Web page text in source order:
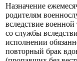
Назначение
родителям
вследствие
со службы
исполнении
повторный брак